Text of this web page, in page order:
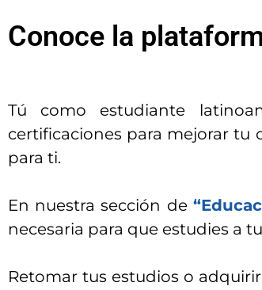
Conoce la
Tú como estudiante
certificaciones para mejorar tu
para ti.
En nuestra sección de
necesaria para que estudies a
Retomar tus estudios o